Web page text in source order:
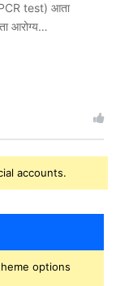
test) आता
आरोग्य…
accounts.
options